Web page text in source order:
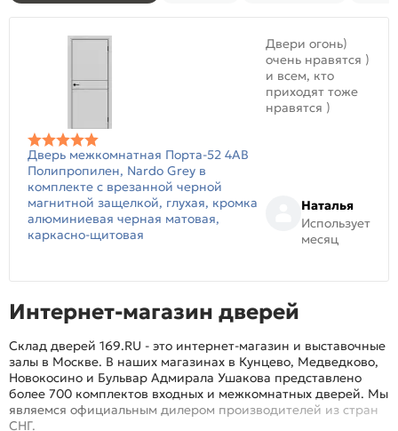
Дверь межкомнатная Порта-52 4AB
Полипропилен, Nardo Grey в
комплекте с врезанной черной
магнитной защелкой, глухая, кромка
алюминиевая черная матовая,
каркасно-щитовая
Двери огонь)
очень нравятся )
и всем, кто
приходят тоже
нравятся )
Наталья
Использует
месяц
Интернет-магазин дверей
Склад дверей 169.RU - это интернет-магазин и выставочные
залы в Москве. В наших магазинах в Кунцево, Медведково,
Новокосино и Бульвар Адмирала Ушакова представлено
более 700 комплектов входных и межкомнатных дверей. Мы
являемся официальным дилером производителей из стран
СНГ.